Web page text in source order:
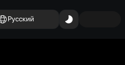
Русский